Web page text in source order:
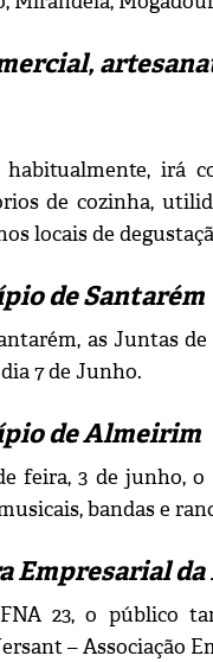
irá
de cozinha,
locais de
de Santarém
as Juntas
7 de Junho.
de Almeirim
feira, 3 de junho,
bandas e
Empresarial
23, o público
– Associação